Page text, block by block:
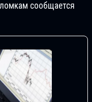
сообщается